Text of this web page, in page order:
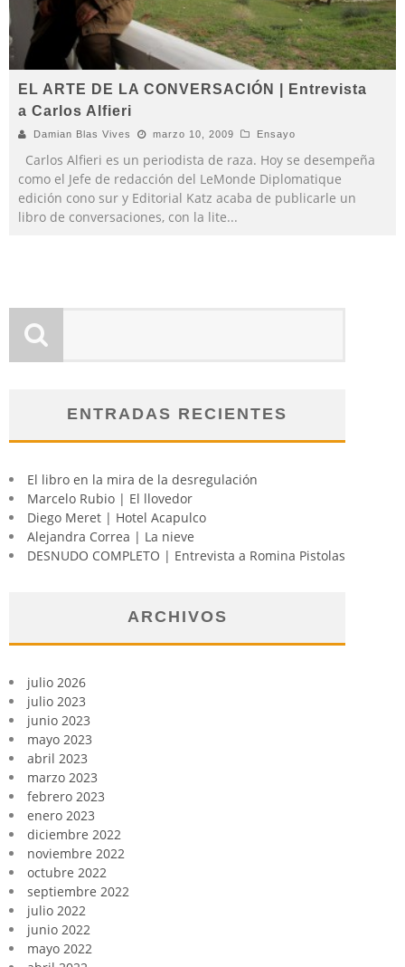
EL ARTE DE LA CONVERSACIÓN | Entrevista
a Carlos Alfieri
Damian Blas Vives marzo 10, 2009 Ensayo
Carlos Alfieri es un periodista de raza. Hoy se desempeña
como el Jefe de redacción del LeMonde Diplomatique
edición cono sur y Editorial Katz acaba de publicarle un
libro de conversaciones, con la lite...
ENTRADAS RECIENTES
El libro en la mira de la desregulación
Marcelo Rubio | El llovedor
Diego Meret | Hotel Acapulco
Alejandra Correa | La nieve
DESNUDO COMPLETO | Entrevista a Romina Pistolas
ARCHIVOS
julio 2026
julio 2023
junio 2023
mayo 2023
abril 2023
marzo 2023
febrero 2023
enero 2023
diciembre 2022
noviembre 2022
octubre 2022
septiembre 2022
julio 2022
junio 2022
mayo 2022